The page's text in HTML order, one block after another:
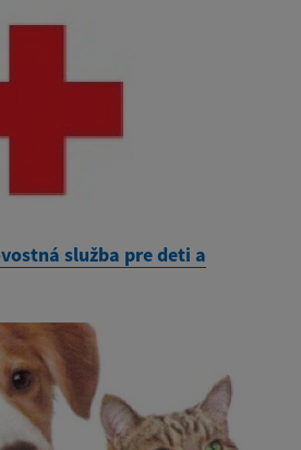
služba pre deti a